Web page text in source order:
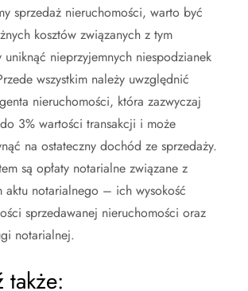
sprzedaż nieruchomości, warto być
kosztów związanych z tym
uniknąć nieprzyjemnych niespodzianek
wszystkim należy uwzględnić
nieruchomości, która zazwyczaj
3% wartości transakcji i może
na ostateczny dochód ze sprzedaży.
są opłaty notarialne związane z
aktu notarialnego – ich wysokość
sprzedawanej nieruchomości oraz
notarialnej.
także: